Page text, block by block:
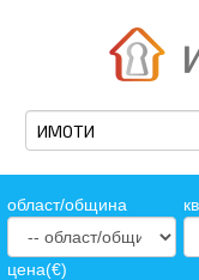
oбласт/община
цена(€)